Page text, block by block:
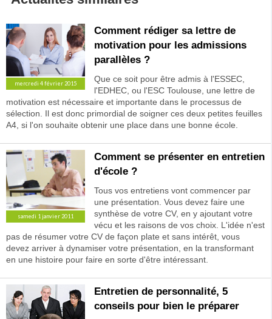
mercredi 4 février 2015
Comment rédiger sa lettre de
motivation pour les admissions
parallèles ?
Que ce soit pour être admis à l'ESSEC,
l'EDHEC, ou l'ESC Toulouse, une lettre de
motivation est nécessaire et importante dans le processus de
sélection. Il est donc primordial de soigner ces deux petites feuilles
A4, si l'on souhaite obtenir une place dans une bonne école.
samedi 1 janvier 2011
Comment se présenter en entretien
d'école ?
Tous vos entretiens vont commencer par
une présentation. Vous devez faire une
synthèse de votre CV, en y ajoutant votre
vécu et les raisons de vos choix. L'idée n'est
pas de résumer votre CV de façon plate et sans intérêt, vous
devez arriver à dynamiser votre présentation, en la transformant
en une histoire pour faire en sorte d'être intéressant.
Entretien de personnalité, 5
conseils pour bien le préparer